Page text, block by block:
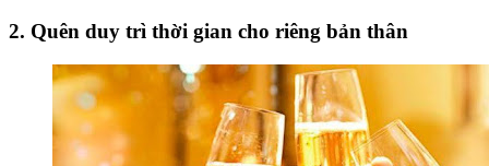
2. Quên duy trì thời gian cho riêng bản thân